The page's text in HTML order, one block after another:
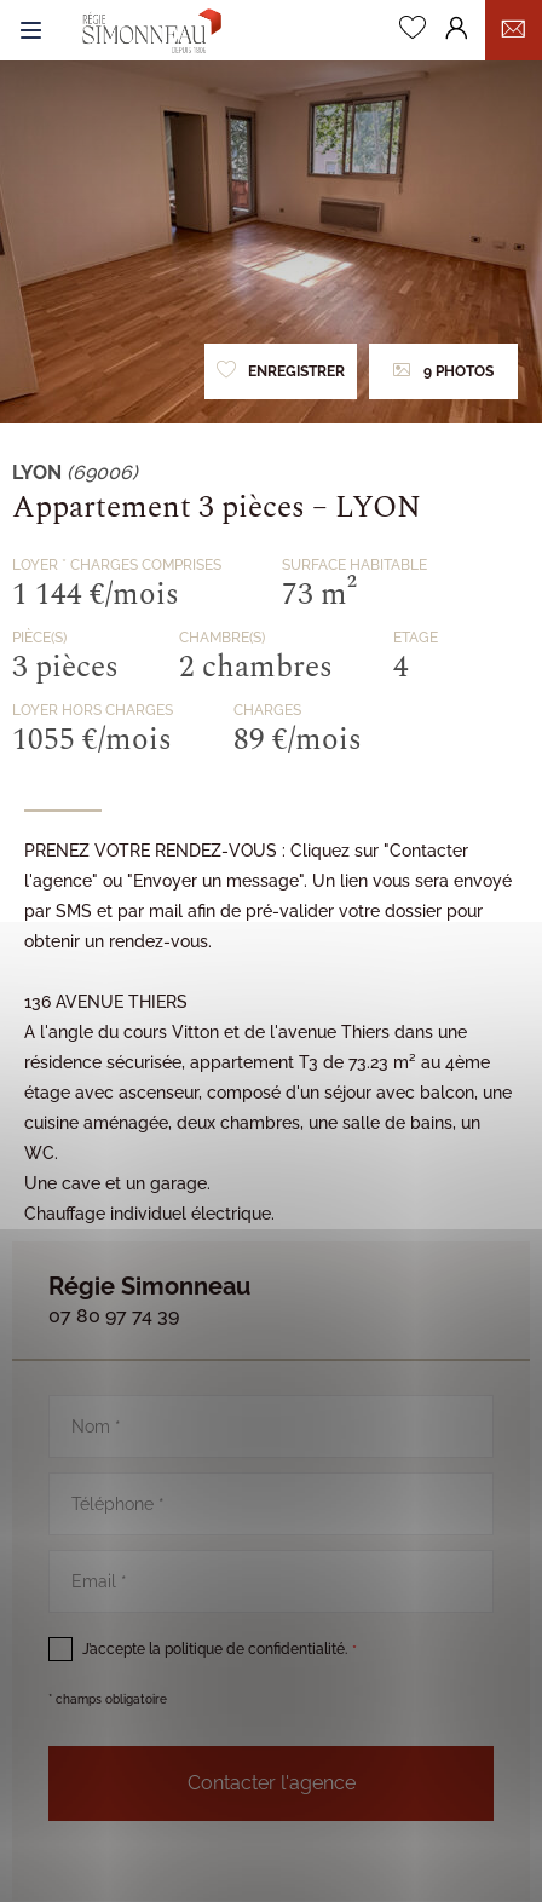
ENREGISTRER 9 PHOTOS
LYON (69006)
Appartement 3 pièces – LYON
LOYER * CHARGES COMPRISES
1 144 €/mois
SURFACE HABITABLE
73 m²
PIÈCE(S)
3 pièces
CHAMBRE(S)
2 chambres
ETAGE
4
LOYER HORS CHARGES
1055 €/mois
CHARGES
89 €/mois
PRENEZ VOTRE RENDEZ-VOUS : Cliquez sur "Contacter
l'agence" ou "Envoyer un message". Un lien vous sera envoyé
par SMS et par mail afin de pré-valider votre dossier pour
obtenir un rendez-vous.
136 AVENUE THIERS
A l'angle du cours Vitton et de l'avenue Thiers dans une
résidence sécurisée, appartement T3 de 73.23 m² au 4ème
étage avec ascenseur, composé d'un séjour avec balcon, une
cuisine aménagée, deux chambres, une salle de bains, un
WC.
Une cave et un garage.
Chauffage individuel électrique.
Régie Simonneau
07 80 97 74 39
J’accepte la politique de confidentialité. *
* champs obligatoire